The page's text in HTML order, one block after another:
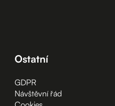
Ostatní
GDPR
Návštěvní řád